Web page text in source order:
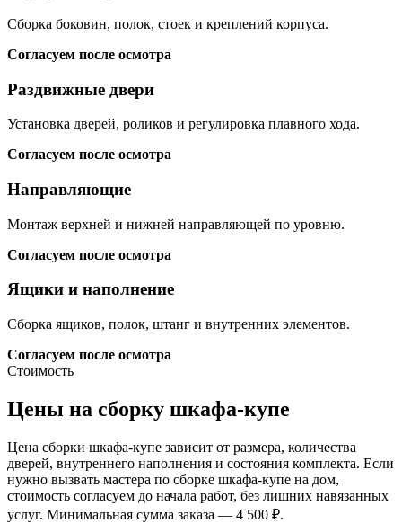
Сборка боковин, полок, стоек и креплений корпуса.
Согласуем после осмотра
Раздвижные двери
Установка дверей, роликов и регулировка плавного хода.
Согласуем после осмотра
Направляющие
Монтаж верхней и нижней направляющей по уровню.
Согласуем после осмотра
Ящики и наполнение
Сборка ящиков, полок, штанг и внутренних элементов.
Согласуем после осмотра
Стоимость
Цены на сборку шкафа-купе
Цена сборки шкафа-купе зависит от размера, количества
дверей, внутреннего наполнения и состояния комплекта. Если
нужно вызвать мастера по сборке шкафа-купе на дом,
стоимость согласуем до начала работ, без лишних навязанных
услуг. Минимальная сумма заказа — 4 500 ₽.